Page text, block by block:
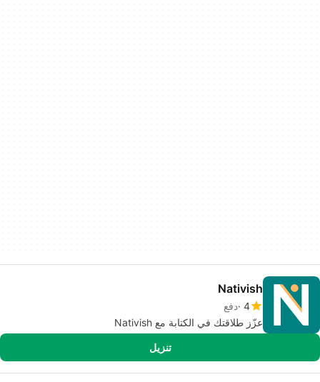
Nativish
4 دفع
عزّز طلاقتك في الكتابة مع Nativish
تنزيل